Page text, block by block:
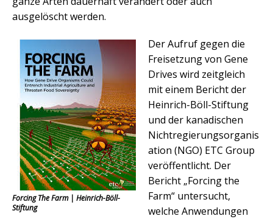
ausgelöscht werden.
Forcing The Farm | Heinrich-Böll-
Stiftung
Der Aufruf gegen die
Freisetzung von Gene
Drives wird zeitgleich
mit einem Bericht der
Heinrich-Böll-Stiftung
und der kanadischen
Nichtregierungsorganis
ation (NGO) ETC Group
veröffentlicht. Der
Bericht „Forcing the
Farm“ untersucht,
welche Anwendungen